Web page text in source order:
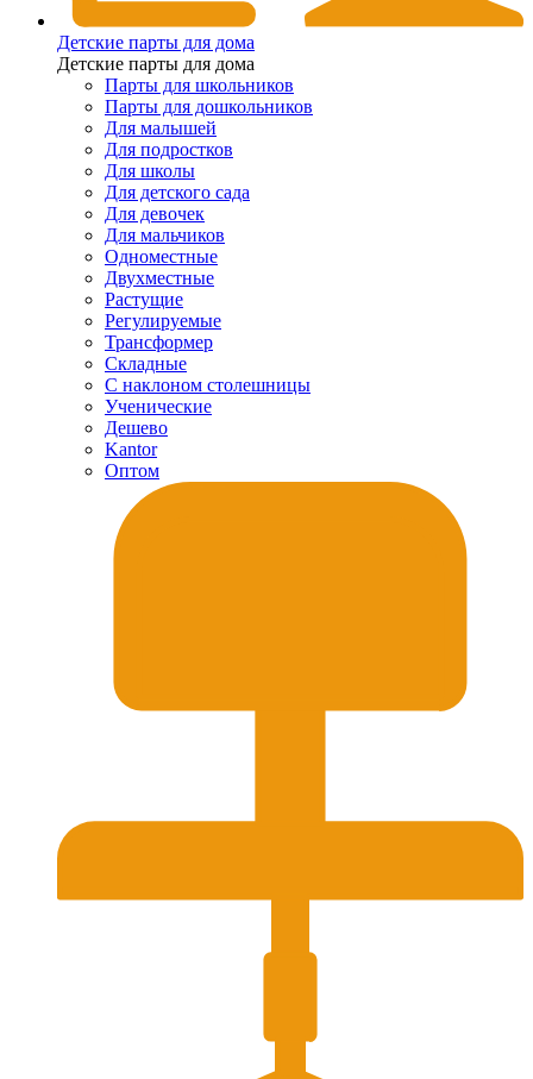
Детские парты для дома
Детские парты для дома
Парты для школьников
Парты для дошкольников
Для малышей
Для подростков
Для школы
Для детского сада
Для девочек
Для мальчиков
Одноместные
Двухместные
Растущие
Регулируемые
Трансформер
Складные
С наклоном столешницы
Ученические
Дешево
Kantor
Оптом